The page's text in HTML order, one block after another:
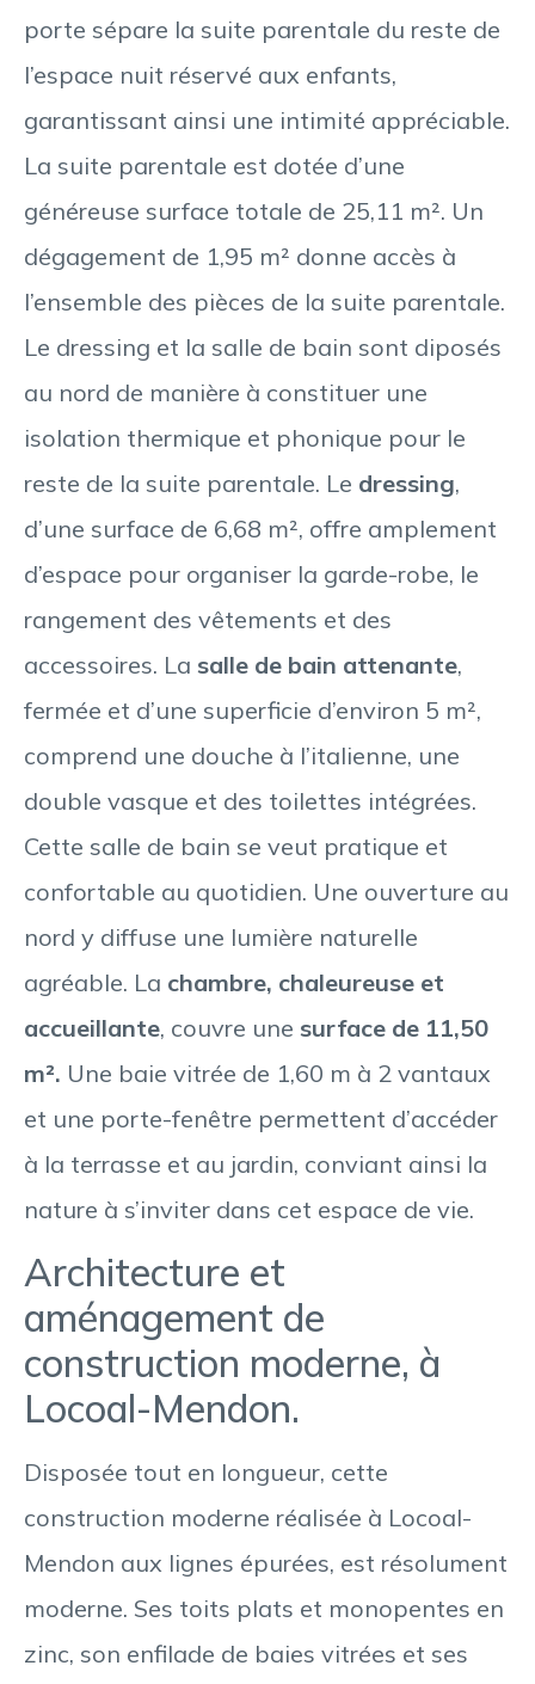
porte sépare la suite parentale du reste de
l’espace nuit réservé aux enfants,
garantissant ainsi une intimité appréciable.
La suite parentale est dotée d’une
généreuse surface totale de 25,11 m². Un
dégagement de 1,95 m² donne accès à
l’ensemble des pièces de la suite parentale.
Le dressing et la salle de bain sont diposés
au nord de manière à constituer une
isolation thermique et phonique pour le
reste de la suite parentale. Le dressing,
d’une surface de 6,68 m², offre amplement
d’espace pour organiser la garde-robe, le
rangement des vêtements et des
accessoires. La salle de bain attenante,
fermée et d’une superficie d’environ 5 m²,
comprend une douche à l’italienne, une
double vasque et des toilettes intégrées.
Cette salle de bain se veut pratique et
confortable au quotidien. Une ouverture au
nord y diffuse une lumière naturelle
agréable. La chambre, chaleureuse et
accueillante, couvre une surface de 11,50
m². Une baie vitrée de 1,60 m à 2 vantaux
et une porte-fenêtre permettent d’accéder
à la terrasse et au jardin, conviant ainsi la
nature à s’inviter dans cet espace de vie.
Architecture et
aménagement de
construction moderne, à
Locoal-Mendon.
Disposée tout en longueur, cette
construction moderne réalisée à Locoal-
Mendon aux lignes épurées, est résolument
moderne. Ses toits plats et monopentes en
zinc, son enfilade de baies vitrées et ses